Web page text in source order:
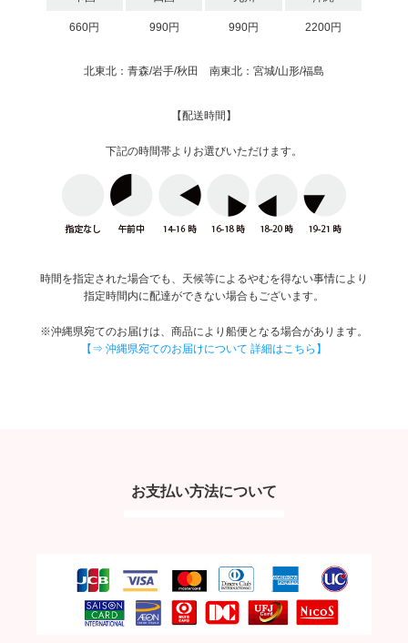
660円 990円 990円 2200円
北東北：青森/岩手/秋田 南東北：宮城/山形/福島
【配送時間】
下記の時間帯よりお選びいただけます。
時間を指定された場合でも、天候等によるやむを得ない事情により
指定時間内に配達ができない場合もございます。
※沖縄県宛てのお届けは、商品により船便となる場合があります。
【⇒ 沖縄県宛てのお届けについて 詳細はこちら】
お支払い方法について